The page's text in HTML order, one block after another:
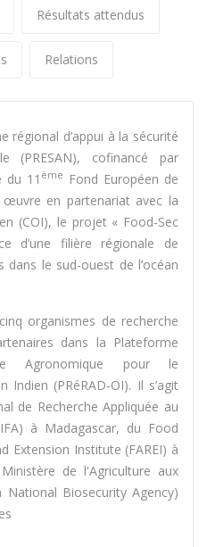
Résultats attendus
Relations
régional d’appui à la sécurité
(PRESAN), cofinancé par
du 11 ème
Fond Européen de
en partenariat avec la
(COI), le projet « Food-Sec
d’une filière régionale de
le sud-ouest de l’océan
organismes de recherche
dans la Plateforme
Agronomique pour le
Indien (PRéRAD-OI). Il s’agit
de Recherche Appliquée au
à Madagascar, du Food
Extension Institute (FAREI) à
de l'Agriculture aux
National Biosecurity Agency)